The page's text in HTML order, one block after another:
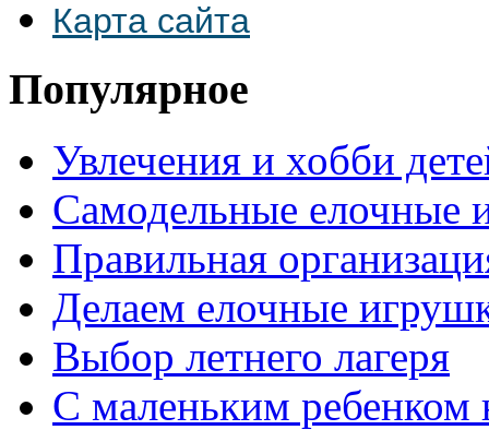
Карта сайта
Популярное
Увлечения и хобби
Самодельные елочные
Правильная
Делаем елочные
Выбор летнего лагеря
С маленьким ребенком